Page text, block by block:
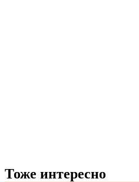
Тоже интересно